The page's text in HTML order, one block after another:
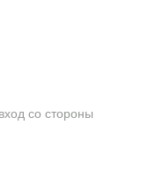
со стороны